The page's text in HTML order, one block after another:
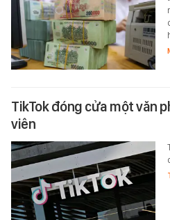
TikTok đóng cửa một văn
viên